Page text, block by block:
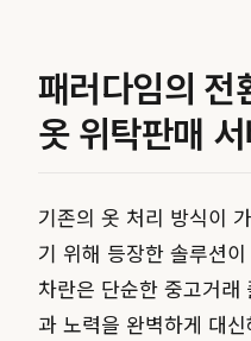
패러다임의
옷 위탁판매
기존의 옷 처리 방식이
기 위해 등장한 솔루션
차란은 단순한 중고거래
과 노력을 완벽하게 대